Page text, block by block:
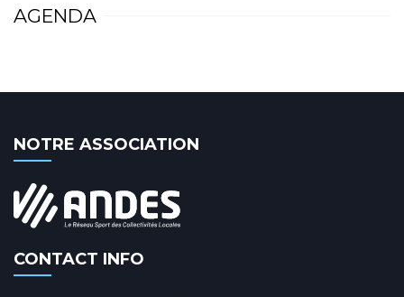
AGENDA
NOTRE ASSOCIATION
CONTACT INFO